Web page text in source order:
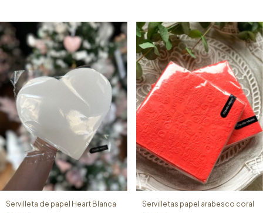
Servilleta de papel Heart Blanca Servilletas papel arabesco coral